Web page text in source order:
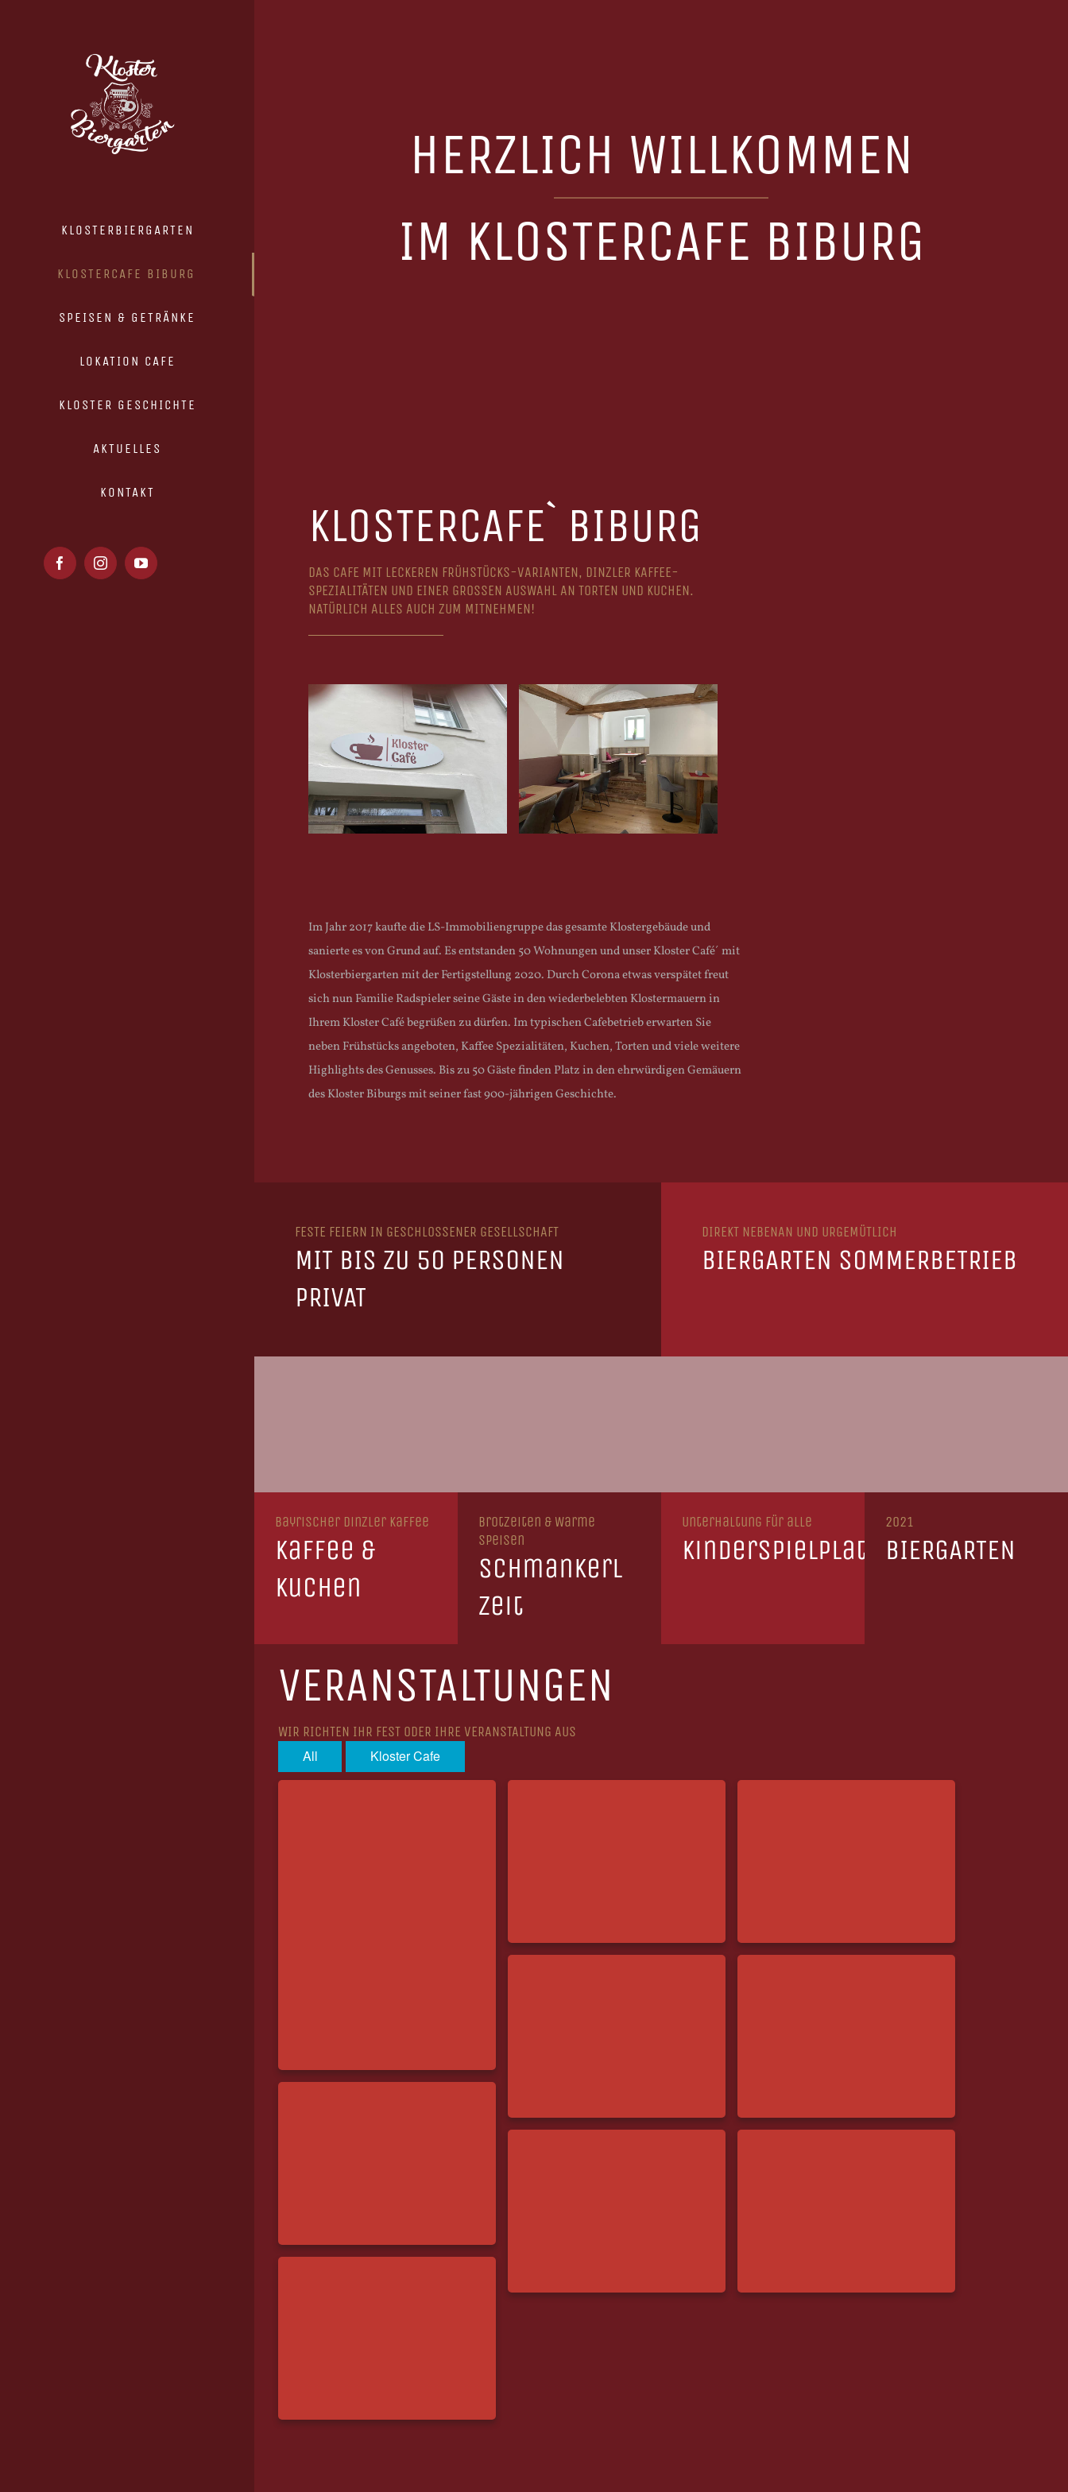
KLOSTERBIERGARTEN
KLOSTERCAFE BIBURG
SPEISEN & GETRÄNKE
LOKATION CAFE
KLOSTER GESCHICHTE
AKTUELLES
KONTAKT
FacebookInstagramYouTube
HERZLICH WILLKOMMEN
IM KLOSTERCAFE BIBURG
KLOSTERCAFE` BIBURG
DAS CAFE MIT LECKEREN FRÜHSTÜCKS-VARIANTEN, DINZLER KAFFEE-
SPEZIALITÄTEN UND EINER GROSSEN AUSWAHL AN TORTEN UND KUCHEN.
NATÜRLICH ALLES AUCH ZUM MITNEHMEN!
Im Jahr 2017 kaufte die LS-Immobiliengruppe das gesamte Klostergebäude und
sanierte es von Grund auf. Es entstanden 50 Wohnungen und unser Kloster Café´ mit
Klosterbiergarten mit der Fertigstellung 2020. Durch Corona etwas verspätet freut
sich nun Familie Radspieler seine Gäste in den wiederbelebten Klostermauern in
Ihrem Kloster Café begrüßen zu dürfen. Im typischen Cafebetrieb erwarten Sie
neben Frühstücks angeboten, Kaffee Spezialitäten, Kuchen, Torten und viele weitere
Highlights des Genusses. Bis zu 50 Gäste finden Platz in den ehrwürdigen Gemäuern
des Kloster Biburgs mit seiner fast 900-jährigen Geschichte.
FESTE FEIERN IN GESCHLOSSENER GESELLSCHAFT
MIT BIS ZU 50 PERSONEN
PRIVAT
DIREKT NEBENAN UND URGEMÜTLICH
BIERGARTEN SOMMERBETRIEB
Bayrischer Dinzler Kaffee
Kaffee &
Kuchen
Brotzeiten & Warme
Speisen
Schmankerl
Zeit
Unterhaltung für alle
Kinderspielplatz
2021
BIERGARTEN
VERANSTALTUNGEN
WIR RICHTEN IHR FEST ODER IHRE VERANSTALTUNG AUS
All Kloster Cafe